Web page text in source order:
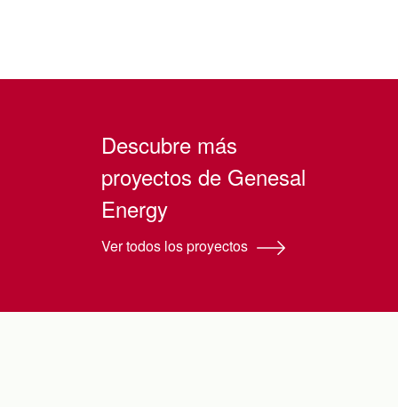
Descubre más
proyectos de Genesal
Energy
Ver todos los proyectos